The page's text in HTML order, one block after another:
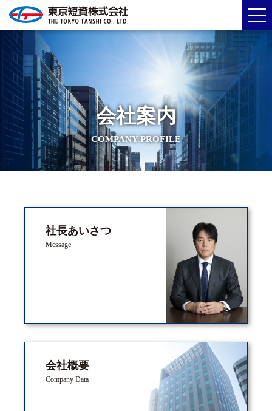
会社案内
COMPANY PROFILE
社長あいさつ
Message
会社概要
Company Data